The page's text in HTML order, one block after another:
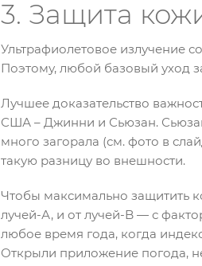
3. Защита
Ультрафиолетовое излучение
Поэтому, любой базовый уход
Лучшее доказательство
США – Джинни и Сьюзан.
много загорала (см. фото в
такую разницу во внешности.
Чтобы максимально защитить
лучей-А, и от лучей-B — с
любое время года, когда
Открыли приложение погода,